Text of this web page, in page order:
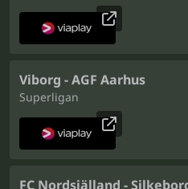
Viborg - AGF Aarhus
Superligan
FC Nordsjälland -